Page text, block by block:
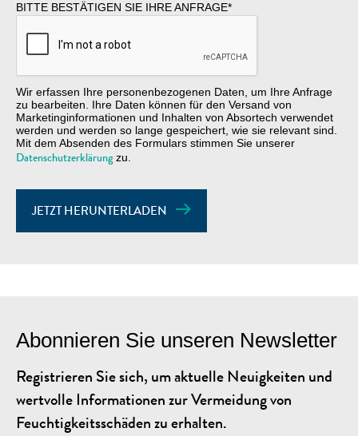
BITTE BESTÄTIGEN SIE IHRE ANFRAGE*
Wir erfassen Ihre personenbezogenen Daten, um Ihre Anfrage
zu bearbeiten. Ihre Daten können für den Versand von
Marketinginformationen und Inhalten von Absortech verwendet
werden und werden so lange gespeichert, wie sie relevant sind.
Mit dem Absenden des Formulars stimmen Sie unserer
Datenschutzerklärung zu.
JETZT HERUNTERLADEN
Abonnieren Sie unseren Newsletter
Registrieren Sie sich, um aktuelle Neuigkeiten und
wertvolle Informationen zur Vermeidung von
Feuchtigkeitsschäden zu erhalten.